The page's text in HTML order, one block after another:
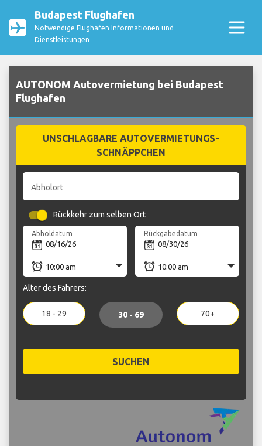
Budapest Flughafen
Notwendige Flughafen Informationen und
Dienstleistungen
AUTONOM Autovermietung bei Budapest
Flughafen
UNSCHLAGBARE AUTOVERMIETUNGS-
SCHNÄPPCHEN
Abholort
Rückkehr zum selben Ort
Abholdatum Rückgabedatum
Alter des Fahrers:
18 - 29 30 - 69 70+
SUCHEN